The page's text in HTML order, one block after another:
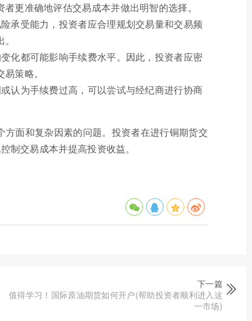
更准确地评估交易成本并做出明智的选择。
承受能力，投资者应合理规划交易量和交易频
化都可能影响手续费水平。因此，投资者应密
策略。
认为手续费过高，可以尝试与经纪商进行协商
方面和复杂因素的问题。投资者在进行铜期货交
制交易成本并提高投资收益。
下一篇
值得学习！国际原油期货如何开户(帮助投资者顺利进入这
一市场)